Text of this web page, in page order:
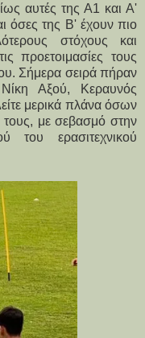
αυτές της Α1 και Α'
όσες της Β' έχουν πιο
στόχους και
προετοιμασίες τους
Σήμερα σειρά πήραν
Αξού, Κεραυνός
μερικά πλάνα όσων
με σεβασμό στην
του ερασιτεχνικού